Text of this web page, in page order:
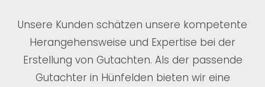
Unsere Kunden schätzen unsere kompetente
Herangehensweise und Expertise bei der
Erstellung von Gutachten. Als der passende
Gutachter in Hünfelden bieten wir eine